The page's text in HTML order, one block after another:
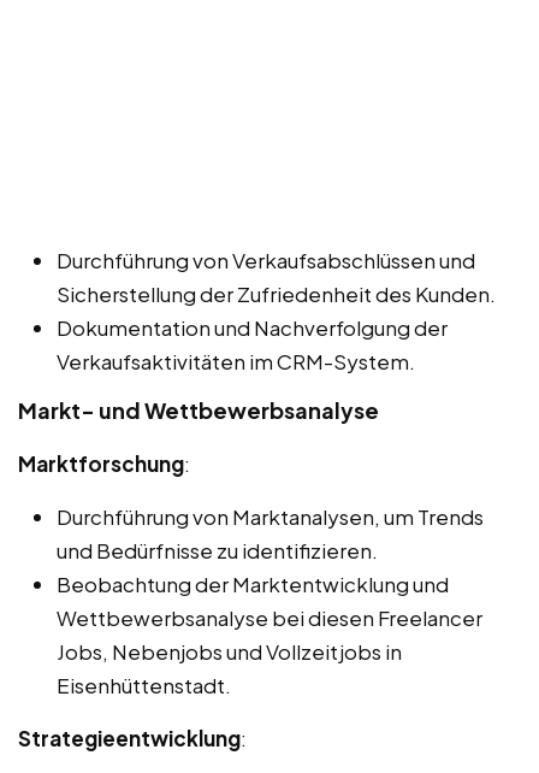
Durchführung von Verkaufsabschlüssen und
Sicherstellung der Zufriedenheit des Kunden.
Dokumentation und Nachverfolgung der
Verkaufsaktivitäten im CRM-System.
Markt- und Wettbewerbsanalyse
Marktforschung:
Durchführung von Marktanalysen, um Trends
und Bedürfnisse zu identifizieren.
Beobachtung der Marktentwicklung und
Wettbewerbsanalyse bei diesen Freelancer
Jobs, Nebenjobs und Vollzeitjobs in
Eisenhüttenstadt.
Strategieentwicklung: